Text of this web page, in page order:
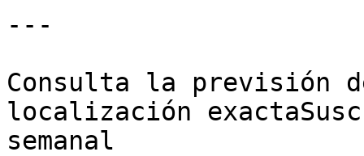
---
Consulta la previsión
localización
semanal